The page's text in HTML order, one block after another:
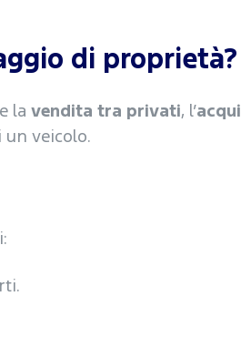
di proprietà?
la vendita tra privati, l’
un veicolo.